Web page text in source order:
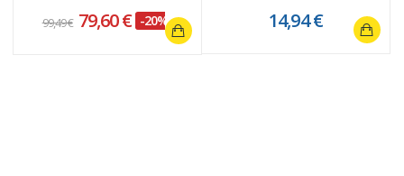
99,49 € 79,60 € -20% 14,94 €